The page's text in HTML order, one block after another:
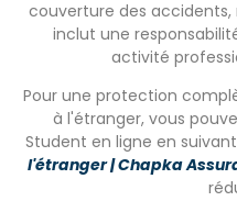
que votre T-shirt.
2. Bottes de randonnée,
confortables, un gilet, pull,
affaires de toilettes. Les
3. Faites imprimer votre
le temps de visionner les
départ.
couverture des
inclut une
activité
Pour une protection
à l'étranger, vous
Student en ligne en
l'étranger | Chapka